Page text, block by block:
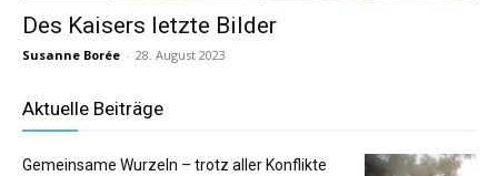
Des Kaisers letzte Bilder
Susanne Borée - 28. August 2023
Aktuelle Beiträge
Gemeinsame Wurzeln – trotz aller Konflikte